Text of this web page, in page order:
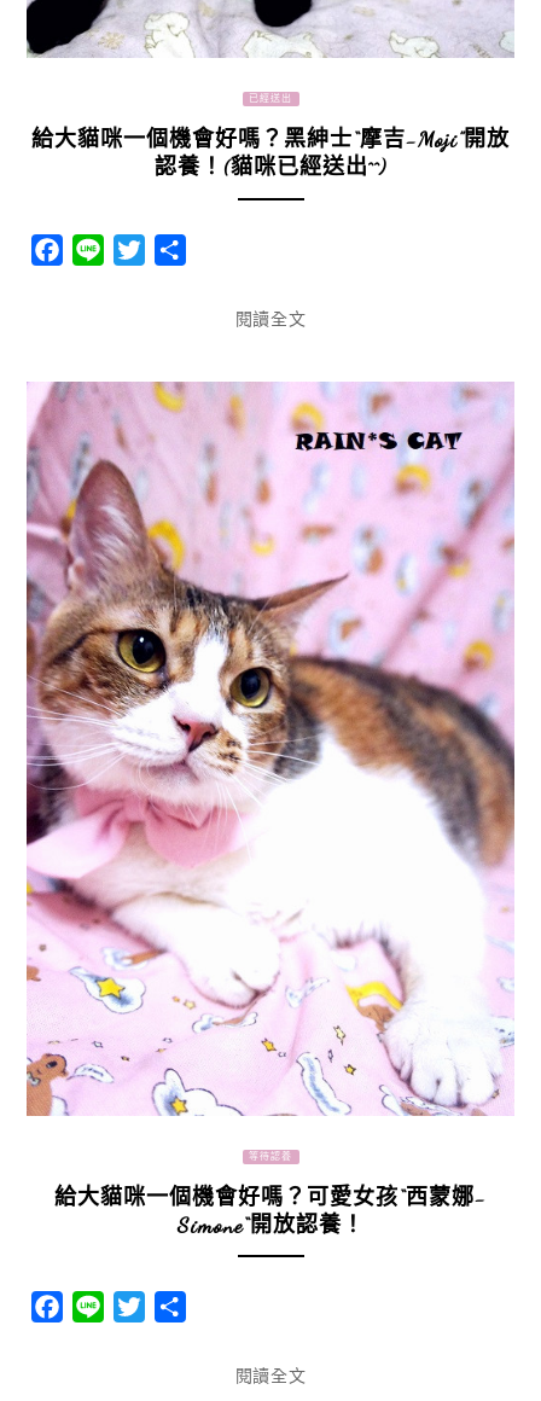
已經送出
給大貓咪一個機會好嗎？黑紳士“摩吉-Moji”開放
認養！(貓咪已經送出^^)
Facebook
Line Twitter
閱讀全文
等待認養
給大貓咪一個機會好嗎？可愛女孩“西蒙娜-
Simone“開放認養！
Facebook
Line Twitter
閱讀全文